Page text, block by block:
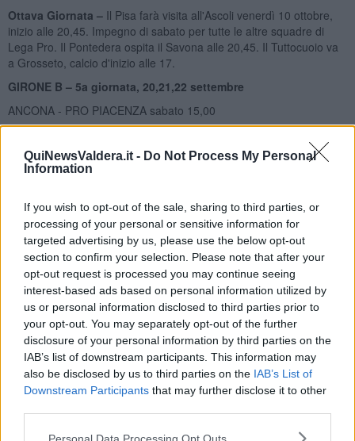
QuiNewsValdera.it - Do Not Process My Personal
Information
If you wish to opt-out of the sale, sharing to third parties, or
processing of your personal or sensitive information for
targeted advertising by us, please use the below opt-out
section to confirm your selection. Please note that after your
opt-out request is processed you may continue seeing
interest-based ads based on personal information utilized by
us or personal information disclosed to third parties prior to
your opt-out. You may separately opt-out of the further
disclosure of your personal information by third parties on the
IAB’s list of downstream participants. This information may
also be disclosed by us to third parties on the IAB’s List of
Downstream Participants that may further disclose it to other
Personal Data Processing Opt Outs
Ottava Giornata – Il Pisa farà visita all'Ascoli venerdì 10 ottobre,
inizio alle 20,45. Impegno di sabato per tutte le altre squadre di
Lega Pro. Il Pontedera ospita il Savona alle 20,45. Il Tuttocuoio va
a Grosseto, calcio d'inizio alle 17.
GIRONE B – 5a giornata, 20,21,22 settembre
ANCONA - PRO PIACENZA sabato 15,00
GROSSETO - PISTOIESE domenica 18,00
PISA - REGGIANA sabato 17,00
PRATO - SAVONA domenica 14,30
S.P.A.L. 2013 - ASCOLI PICCHIO domenica 16,00
SAN MARINO - SANTARCANGELO lunedì 20,45
TERAMO - GUBBIO sabato 14,30
TUTTOCUOIO 1957 - L'AQUILA domenica 14,30
stadio"E.Mannucci",Pontedera
GIRONE B – 6a giornata, 26,27,28 settembre
ASCOLI PICCHIO - PRATO sabato 16,00
CARRARESE - ANCONA venerdì 19,30
GROSSETO - FORLI' sabato 17,00